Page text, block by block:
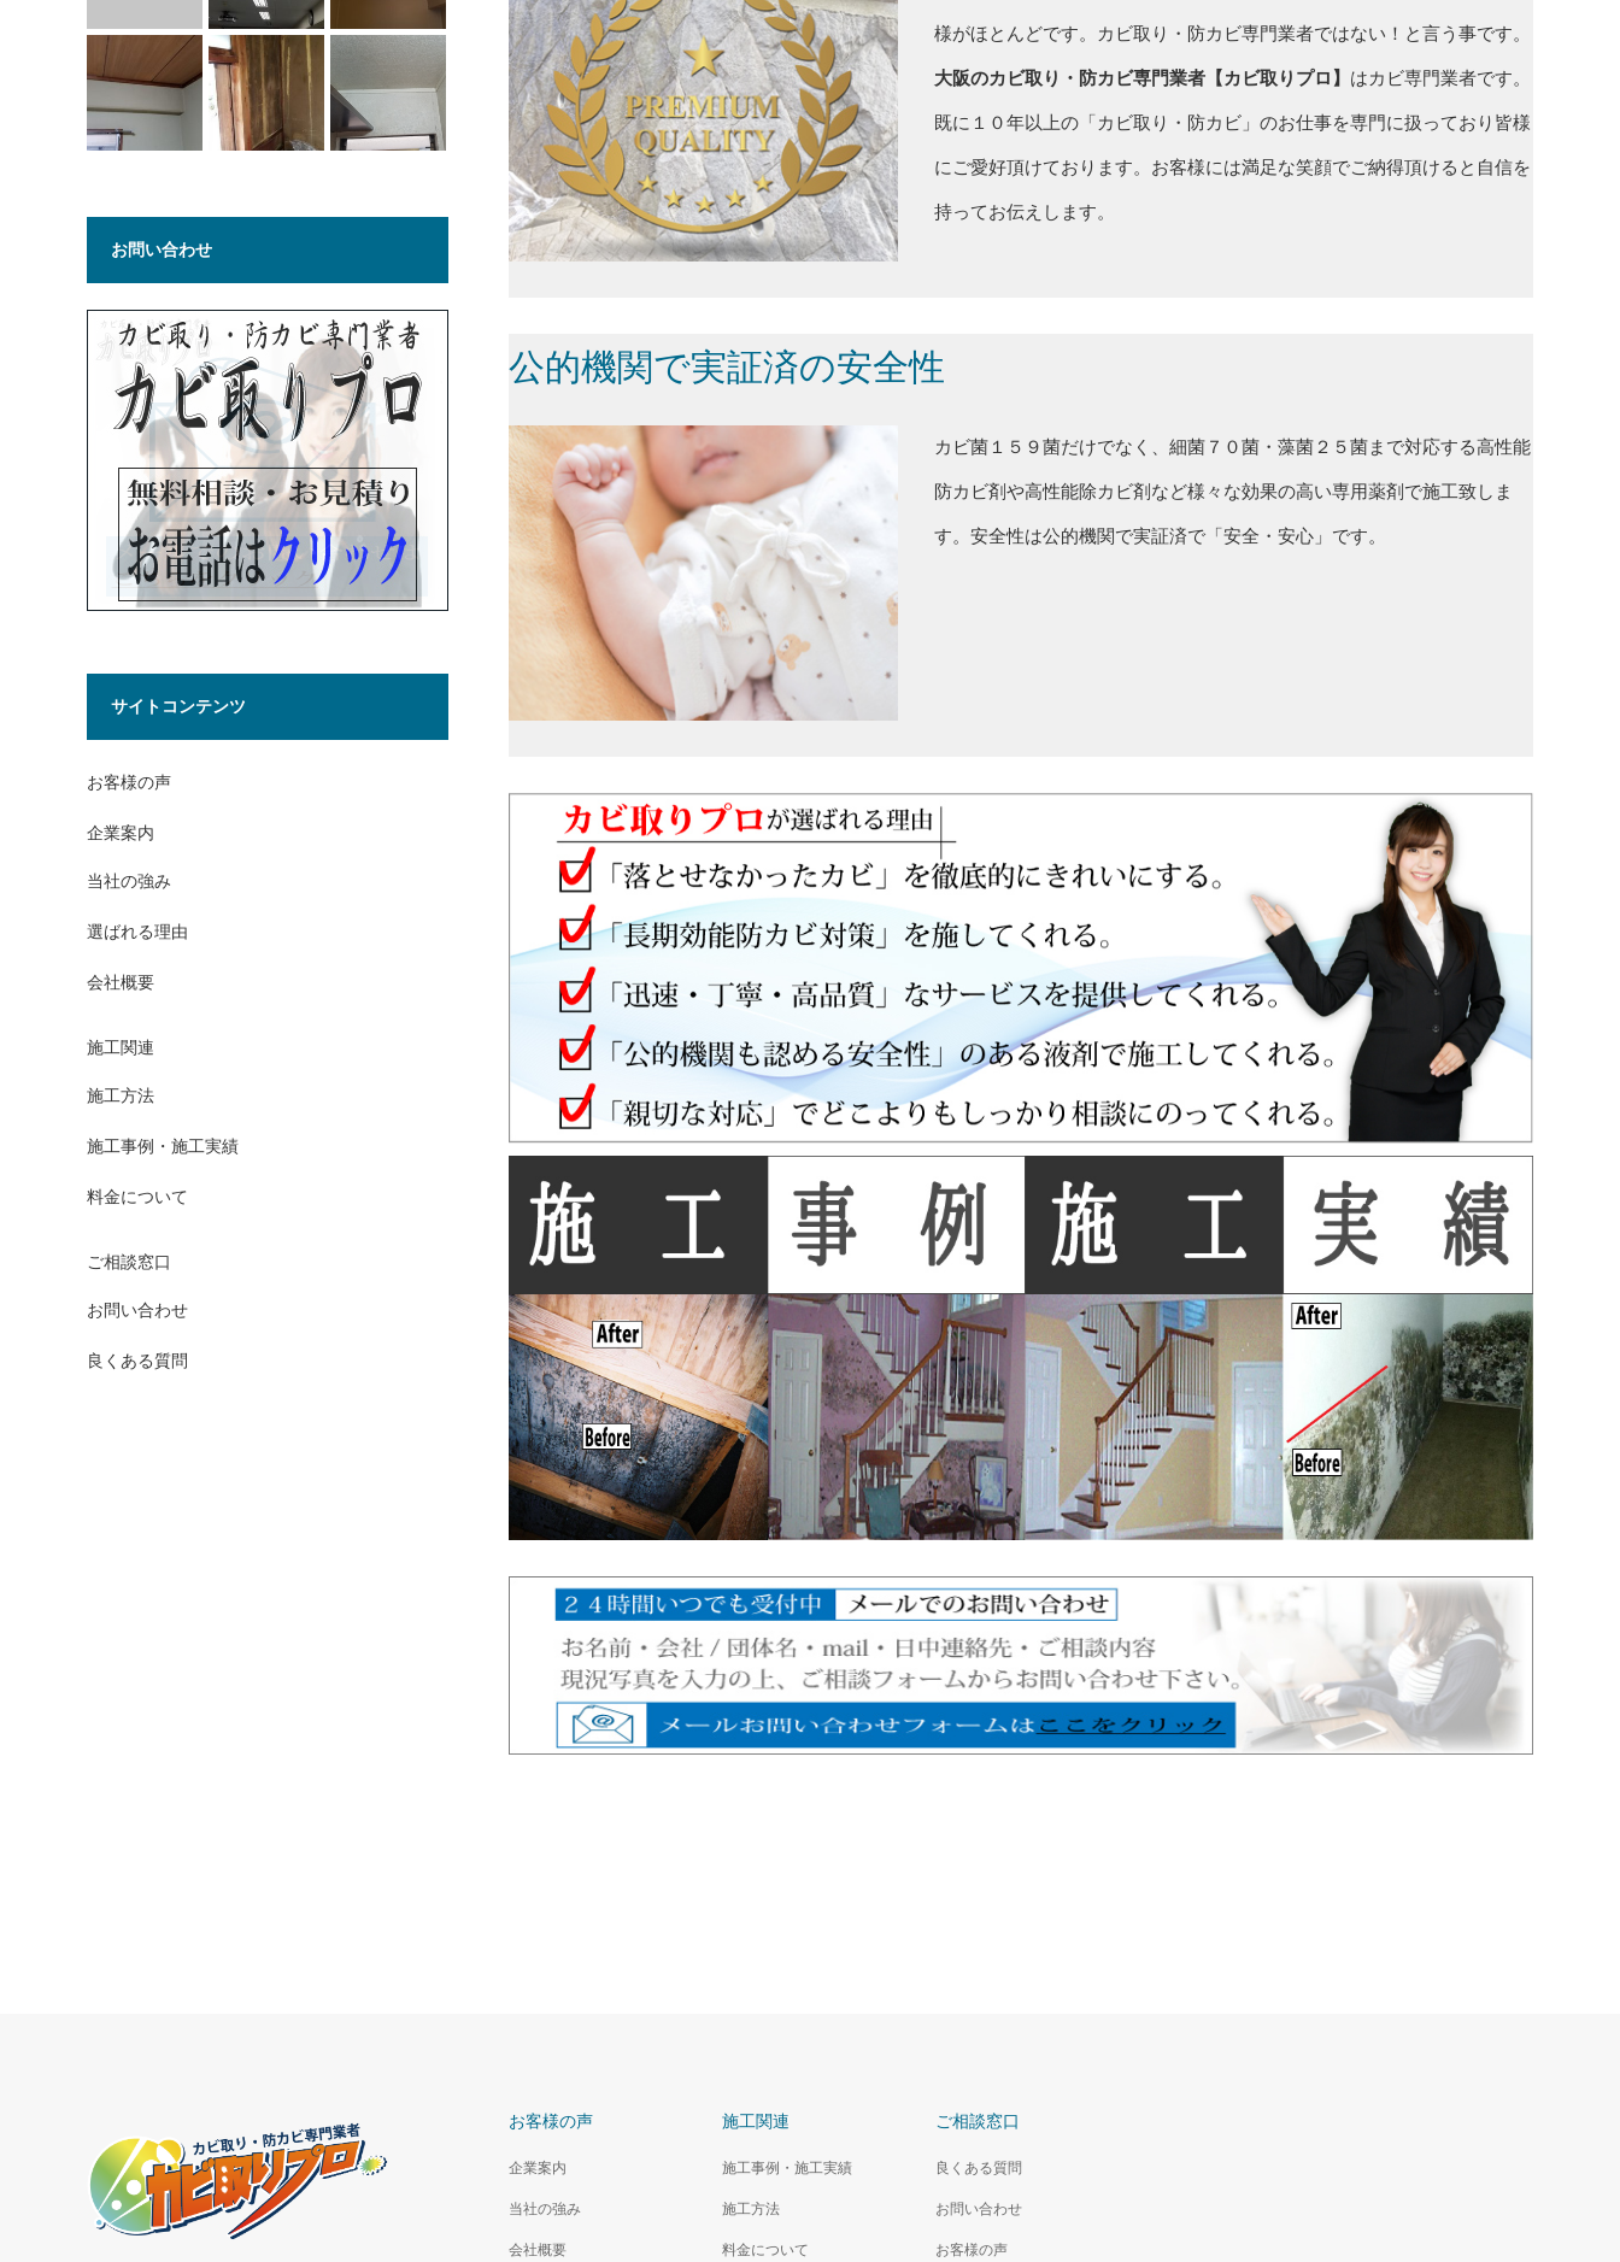
様がほとんどです。カビ取り・防カビ専門業者ではない！と言う事です。
大阪のカビ取り・防カビ専門業者【カビ取りプロ】 はカビ専門業者です。
既に１０年以上の「カビ取り・防カビ」のお仕事を専門に扱っており皆様
にご愛好頂けております。お客様には満足な笑顔でご納得頂けると自信を
持ってお伝えします。
公的機関で実証済の安全性
カビ菌１５９菌だけでなく、細菌７０菌・藻菌２５菌まで対応する高性能
防カビ剤や高性能除カビ剤など様々な効果の高い専用薬剤で施工致しま
す。安全性は公的機関で実証済で「安全・安心」です。
お問い合わせ
サイトコンテンツ
お客様の声
企業案内
当社の強み
選ばれる理由
会社概要
施工関連
施工方法
施工事例・施工実績
料金について
ご相談窓口
お問い合わせ
良くある質問
お客様の声
企業案内
当社の強み
会社概要
施工関連
施工事例・施工実績
施工方法
料金について
ご相談窓口
良くある質問
お問い合わせ
お客様の声